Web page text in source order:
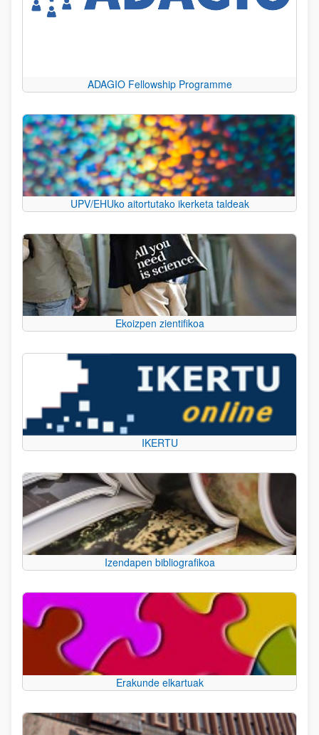
ADAGIO Fellowship Programme
UPV/EHUko aitortutako ikerketa taldeak
Ekoizpen zientifikoa
IKERTU
Izendapen bibliografikoa
Erakunde elkartuak